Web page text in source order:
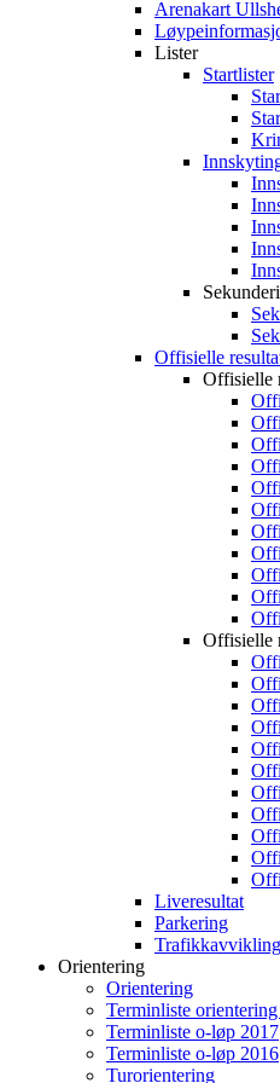
Arenakart
Lister
Startlister
Offisielle
Offisielle
Offisielle
Liveresultat
Parkering
Orientering
Orientering
Terminliste orientering
Terminliste o-løp 2017
Terminliste o-løp 2016
Turorientering